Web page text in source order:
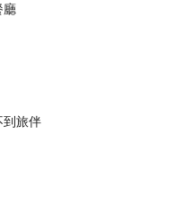
廳
到旅伴